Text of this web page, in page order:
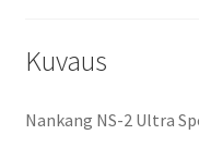
Kuvaus
Nankang NS-2 Ultra